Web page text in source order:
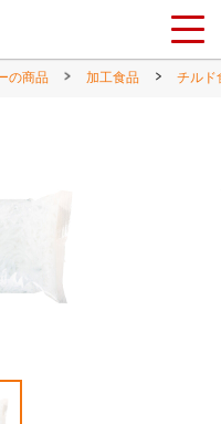
の商品 加工食品 チルド